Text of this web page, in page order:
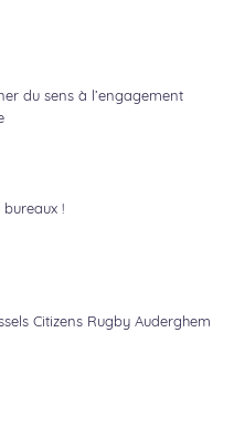
du sens à l’engagement
!
Citizens Rugby Auderghem